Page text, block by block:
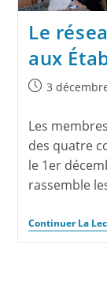
Le
aux
3
Les
des quatre
le 1er
rassemble
Continuer La